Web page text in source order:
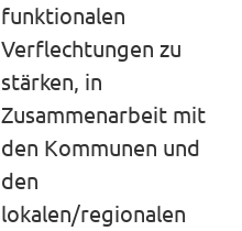
funktionalen
Verflechtungen zu
stärken, in
Zusammenarbeit mit
den Kommunen und
den
lokalen/regionalen